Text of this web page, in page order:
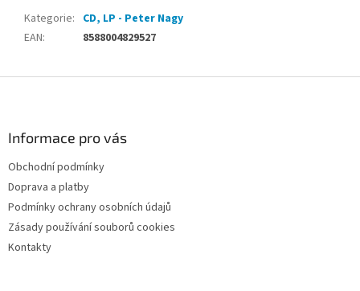
Kategorie: CD, LP - Peter Nagy
EAN: 8588004829527
Informace pro vás
Obchodní podmínky
Doprava a platby
Podmínky ochrany osobních údajů
Zásady používání souborů cookies
Kontakty